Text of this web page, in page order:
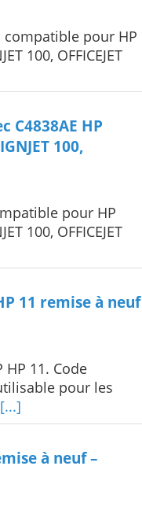
compatible pour HP
100, OFFICEJET
C4838AE HP
100,
pour HP
100, OFFICEJET
11 remise à neuf
11. Code
pour les
[...]
à neuf –